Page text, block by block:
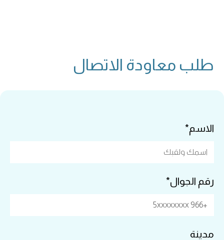
طلب معاودة الاتصال
الاسم*
رقم الجوال*
مدينة